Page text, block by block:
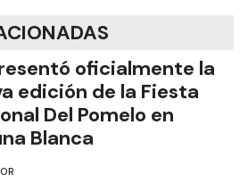
oficialmente la
edición de la Fiesta
Del Pomelo en
Blanca